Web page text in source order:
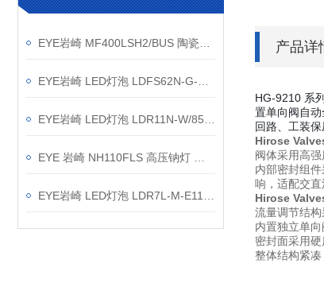
产品详
HG-9210 系
置单向阀自
回路、工装
Hirose
阀体采用高
内部密封组
响，适配交
Hirose
流量调节结
内置独立单
密封面采用
整体结构紧